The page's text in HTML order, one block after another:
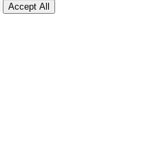
Accept All